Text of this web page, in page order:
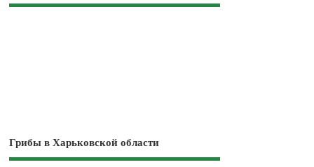
Грибы в Харьковской области